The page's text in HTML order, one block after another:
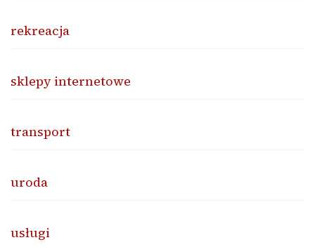
rekreacja
sklepy internetowe
transport
uroda
usługi